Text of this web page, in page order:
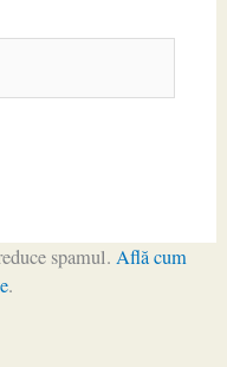
spamul. Află cum
.